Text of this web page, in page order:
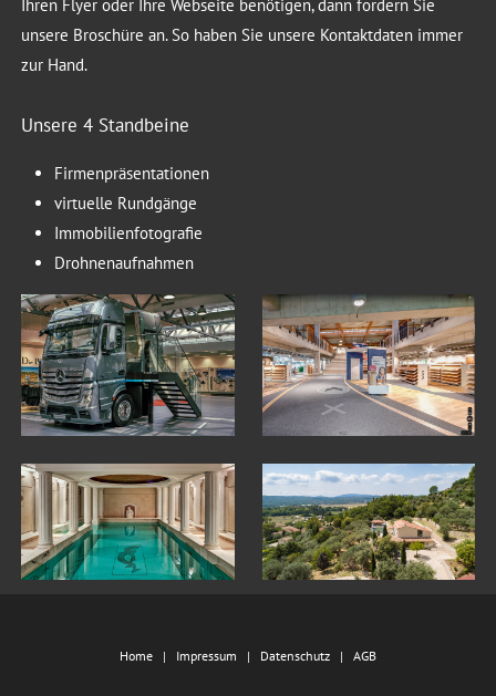
Ihren Flyer oder Ihre Webseite benötigen, dann fordern Sie
unsere Broschüre an. So haben Sie unsere Kontaktdaten immer
zur Hand.
Unsere 4 Standbeine
Firmenpräsentationen
virtuelle Rundgänge
Immobilienfotografie
Drohnenaufnahmen
Home Impressum Datenschutz AGB